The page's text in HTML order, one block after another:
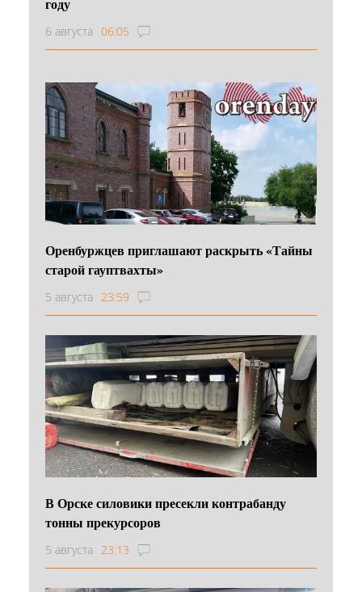
году
6 августа 06:05
Оренбуржцев приглашают раскрыть «Тайны
старой гауптвахты»
5 августа 23:59
В Орске силовики пресекли контрабанду
тонны прекурсоров
5 августа 23:13